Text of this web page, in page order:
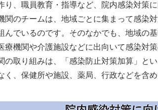
り、職員教育・指導など、院内感染対策
関のチームは、地域ごとに集まって感染
んでいるのです。そのなかでも、地域の
療機関や介護施設などに出向いて感染対
の取り組みは、「感染防止対策加算」と
く、保健所や施設、薬局、行政などを含